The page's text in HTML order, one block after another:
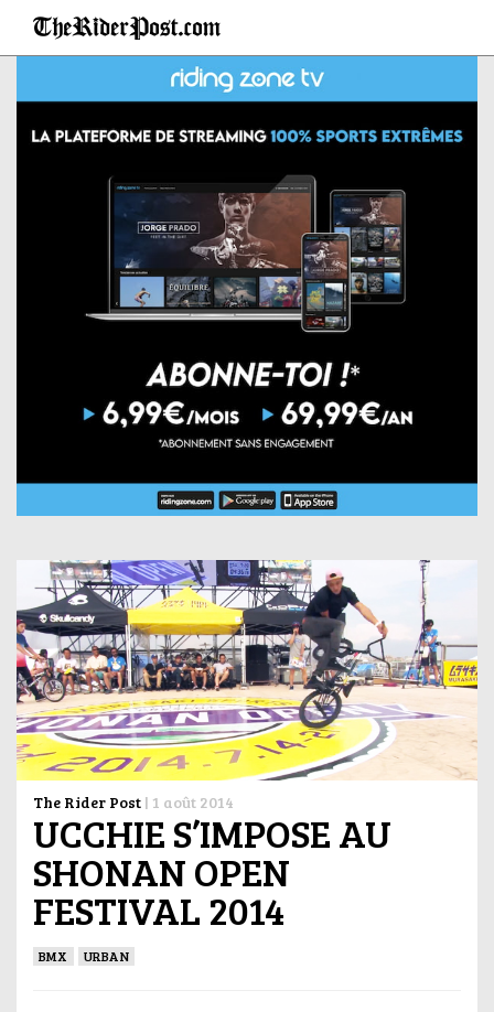
The Rider Post | 1 août 2014
UCCHIE S’IMPOSE AU
SHONAN OPEN
FESTIVAL 2014
BMX URBAN